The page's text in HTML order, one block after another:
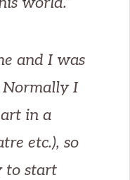
and I was
Normally I
in a
etc.), so
to start